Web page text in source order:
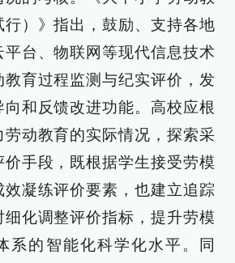
）》指出，鼓励、支持各地
台、物联网等现代信息技术
育过程监测与纪实评价，发
和反馈改进功能。高校应根
动教育的实际情况，探索采
价手段，既根据学生接受劳模
凝练评价要素，也建立追踪
细化调整评价指标，提升劳模
系的智能化科学化水平。同